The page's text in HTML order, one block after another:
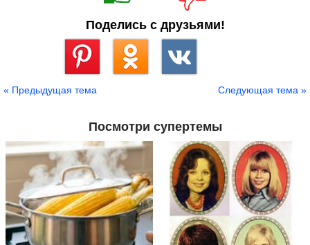
Поделись с друзьями!
« Предыдущая тема Следующая тема »
Посмотри супертемы